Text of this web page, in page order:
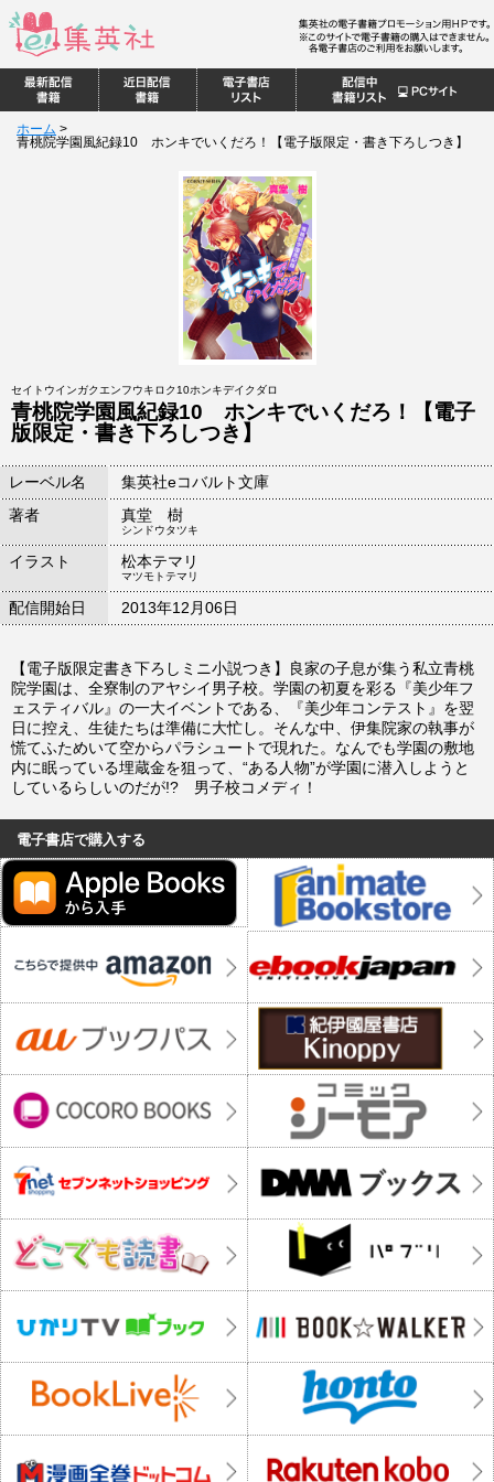
ホーム >
青桃院学園風紀録10 ホンキでいくだろ！【電子版限定・書き下ろしつき】
セイトウインガクエンフウキロク10ホンキデイクダロ
青桃院学園風紀録10 ホンキでいくだろ！【電子
版限定・書き下ろしつき】
レーベル名
集英社eコバルト文庫
著者
真堂 樹
シンドウタツキ
イラスト 松本テマリ
マツモトテマリ
配信開始日 2013年12月06日
【電子版限定書き下ろしミニ小説つき】良家の子息が集う私立青桃
院学園は、全寮制のアヤシイ男子校。学園の初夏を彩る『美少年フ
ェスティバル』の一大イベントである、『美少年コンテスト』を翌
日に控え、生徒たちは準備に大忙し。そんな中、伊集院家の執事が
慌てふためいて空からパラシュートで現れた。なんでも学園の敷地
内に眠っている埋蔵金を狙って、“ある人物”が学園に潜入しようと
しているらしいのだが!? 男子校コメディ！
電子書店で購入する